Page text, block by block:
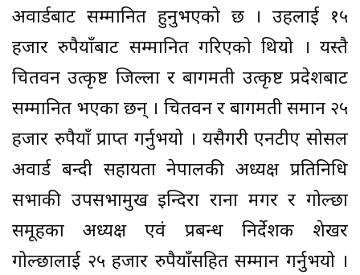
अवार्डबाट सम्मानित हुनुभएको छ । उहलाई १५
हजार रुपैयाँबाट सम्मानित गरिएको थियो । यस्तै
चितवन उत्कृष्ट जिल्ला र बागमती उत्कृष्ट प्रदेशबाट
सम्मानित भएका छन् । चितवन र बागमती समान २५
हजार रुपैयाँ प्राप्त गर्नुभयो । यसैगरी एनटीए सोसल
अवार्ड बन्दी सहायता नेपालकी अध्यक्ष प्रतिनिधि
सभाकी उपसभामुख इन्दिरा राना मगर र गोल्छा
समूहका अध्यक्ष एवं प्रबन्ध निर्देशक शेखर
गोल्छालाई २५ हजार रुपैयाँसहित सम्मान गर्नुभयो ।